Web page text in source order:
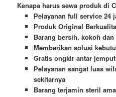
Kenapa harus sewa produk di
Pelayanan full service 24
Produk Original
Barang bersih, kokoh dan
Memberikan solusi
Gratis ongkir antar
Pelayanan sangat luas
sekitarnya
Barang terjamin steril